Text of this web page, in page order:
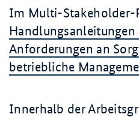
Im Multi-Stakeholder-
Anforderungen an
betriebliche
Innerhalb der